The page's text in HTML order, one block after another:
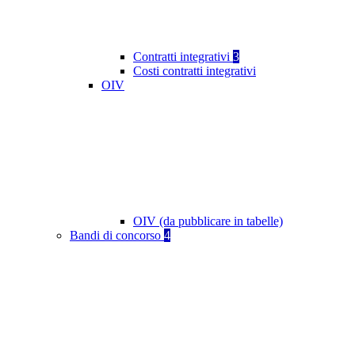
Contratti integrativi 3
Costi contratti integrativi
OIV
OIV (da pubblicare in tabelle)
Bandi di concorso 4